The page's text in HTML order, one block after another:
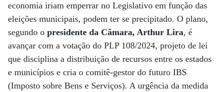
economia iriam emperrar no Legislativo em função das
eleições municipais, podem ter se precipitado. O plano,
segundo o presidente da Câmara, Arthur Lira, é
avançar com a votação do PLP 108/2024, projeto de lei
que disciplina a distribuição de recursos entre os estados
e municípios e cria o comitê-gestor do futuro IBS
(Imposto sobre Bens e Serviços). A urgência da medida